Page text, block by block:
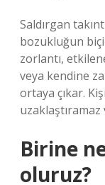
Saldırgan
bozukluğun
zorlantı,
veya kendine
ortaya çıkar.
Birine
oluruz?